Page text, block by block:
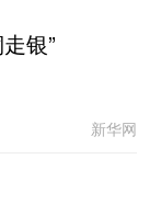
银”
新华网